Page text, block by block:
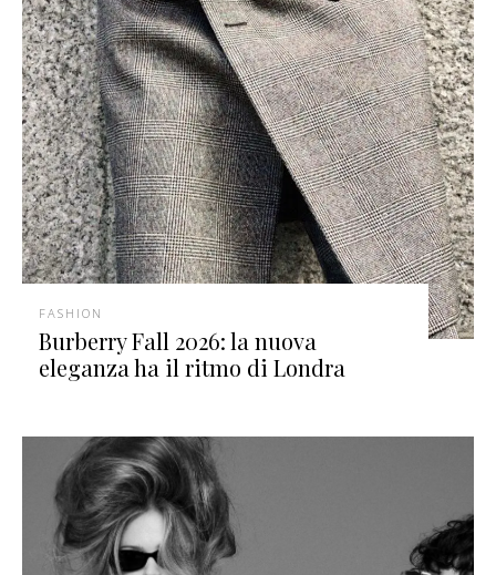
FASHION
Burberry Fall 2026: la nuova
eleganza ha il ritmo di Londra